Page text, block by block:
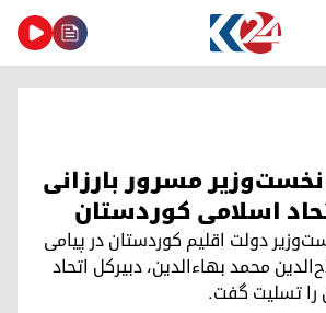
مسرور بارزانی
اسلامی کوردستان
دولت اقلیم کوردستان در پیامی
محمد بهاءالدین، دبیرکل اتحاد
را تسلیت گفت.